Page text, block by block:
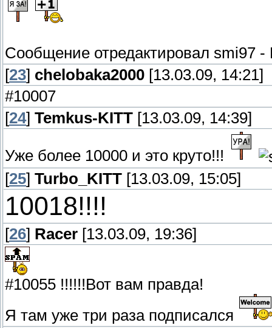
Сообщение отредактировал smi97 -
[23] chelobaka2000 [13.03.09, 14:21]
#10007
[24] Temkus-KITT [13.03.09, 14:39]
Уже более 10000 и это круто!!!
[25] Turbo_KITT [13.03.09, 15:05]
10018!!!!
[26] Racer [13.03.09, 19:36]
#10055 !!!!!!Вот вам правда!
Я там уже три раза подписался